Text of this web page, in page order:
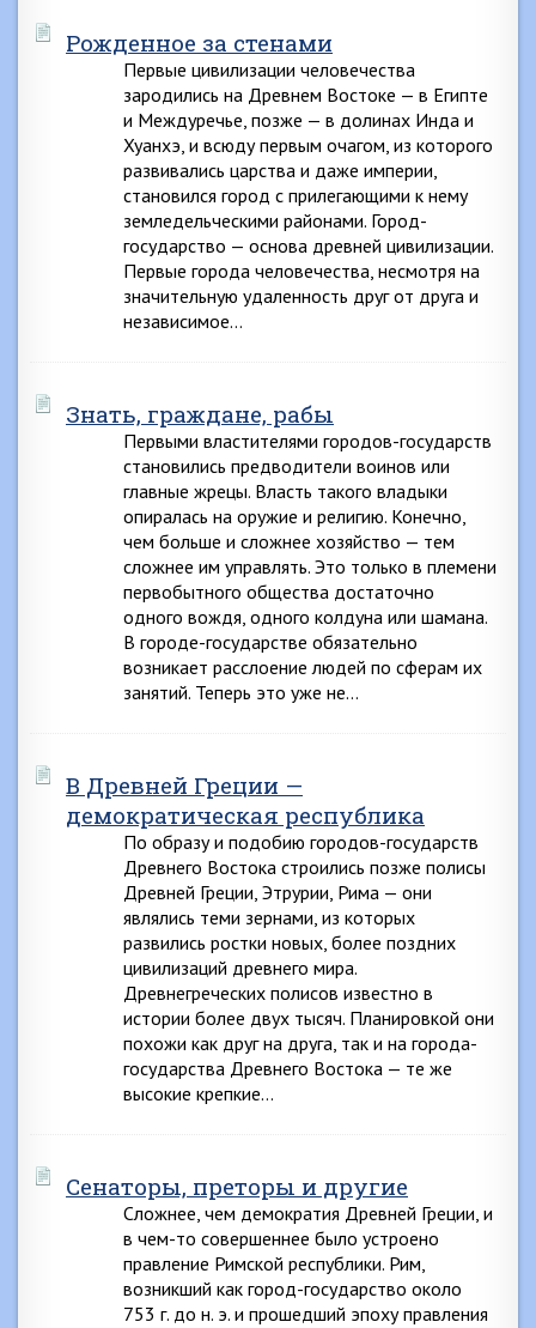
Рожденное за стенами
Первые цивилизации человечества
зародились на Древнем Востоке — в Египте
и Междуречье, позже — в долинах Инда и
Хуанхэ, и всюду первым очагом, из которого
развивались царства и даже империи,
становился город с прилегающими к нему
земледельческими районами. Город-
государство — основа древней цивилизации.
Первые города человечества, несмотря на
значительную удаленность друг от друга и
независимое…
Знать, граждане, рабы
Первыми властителями городов-государств
становились предводители воинов или
главные жрецы. Власть такого владыки
опиралась на оружие и религию. Конечно,
чем больше и сложнее хозяйство — тем
сложнее им управлять. Это только в племени
первобытного общества достаточно
одного вождя, одного колдуна или шамана.
В городе-государстве обязательно
возникает расслоение людей по сферам их
занятий. Теперь это уже не…
В Древней Греции —
демократическая республика
По образу и подобию городов-государств
Древнего Востока строились позже полисы
Древней Греции, Этрурии, Рима — они
являлись теми зернами, из которых
развились ростки новых, более поздних
цивилизаций древнего мира.
Древнегреческих полисов известно в
истории более двух тысяч. Планировкой они
похожи как друг на друга, так и на города-
государства Древнего Востока — те же
высокие крепкие…
Сенаторы, преторы и другие
Сложнее, чем демократия Древней Греции, и
в чем-то совершеннее было устроено
правление Римской республики. Рим,
возникший как город-государство около
753 г. до н. э. и прошедший эпоху правления